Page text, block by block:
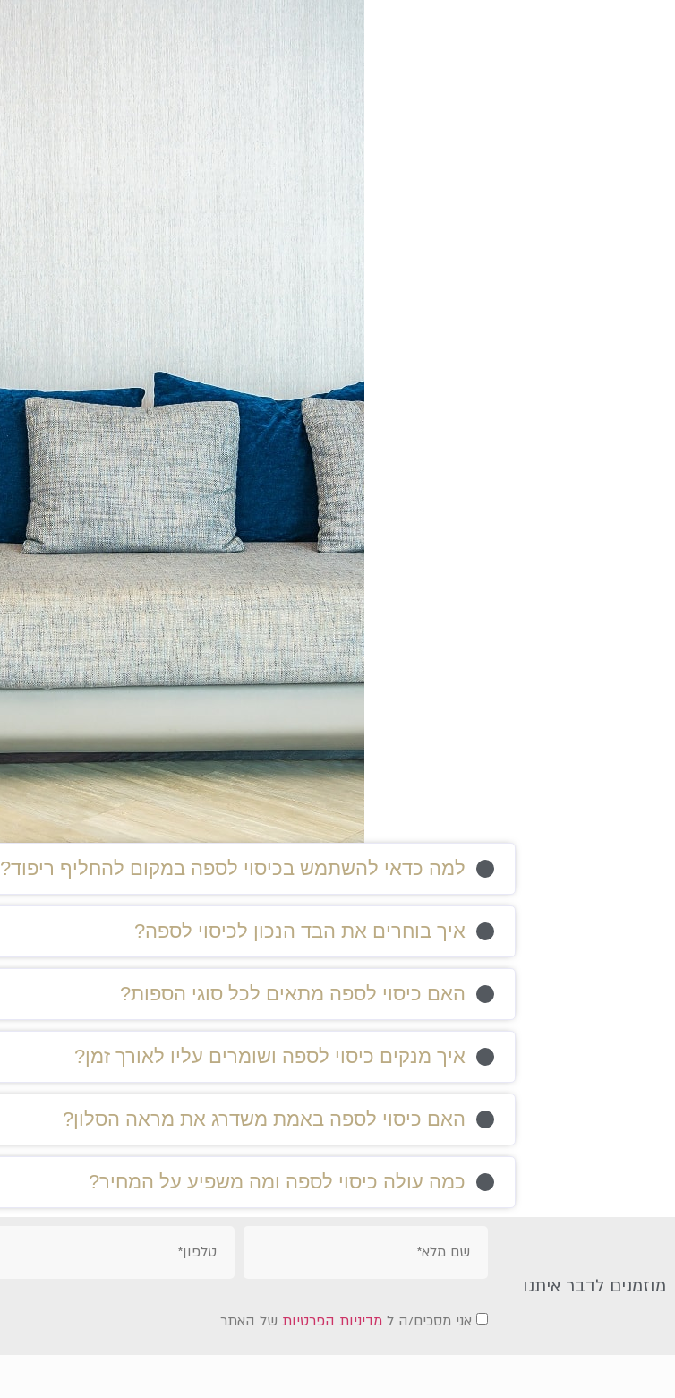
למה כדאי להשתמש בכיסוי לספה במקום להחליף ריפוד?
איך בוחרים את הבד הנכון לכיסוי לספה?
האם כיסוי לספה מתאים לכל סוגי הספות?
איך מנקים כיסוי לספה ושומרים עליו לאורך זמן?
האם כיסוי לספה באמת משדרג את מראה הסלון?
כמה עולה כיסוי לספה ומה משפיע על המחיר?
מוזמנים לדבר איתנו
אני מסכים/ה ל מדיניות הפרטיותשל האתר